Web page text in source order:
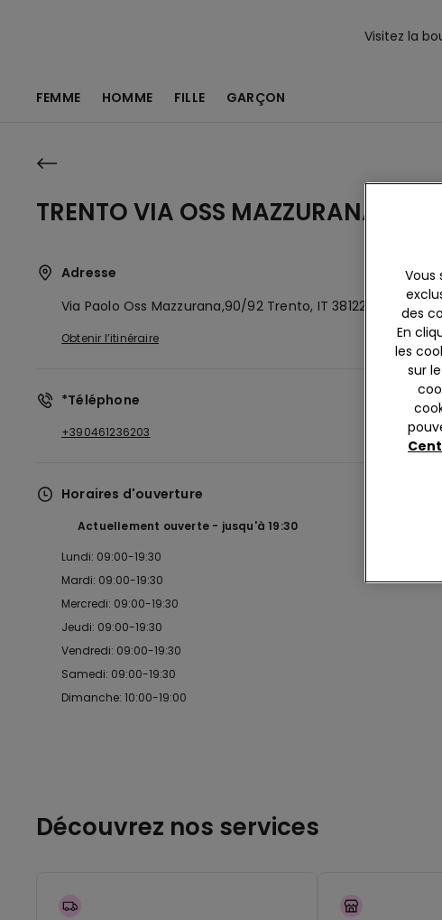
Visitez la
FEMME HOMME FILLE GARÇON
TRENTO VIA OSS MAZZURANA 90/92
Adresse
Via Paolo Oss Mazzurana,90/92 Trento, IT38122
Obtenir l’itinéraire
*Téléphone
+390461236203
Horaires d'ouverture
Actuellement ouverte jusqu'à 19:30
Lundi: 09:00-19:30
Mardi: 09:00-19:30
Mercredi: 09:00-19:30
Jeudi: 09:00-19:30
Vendredi: 09:00-19:30
Samedi: 09:00-19:30
Dimanche: 10:00-19:00
Découvrez nos services
Vous
des
En
les
sur